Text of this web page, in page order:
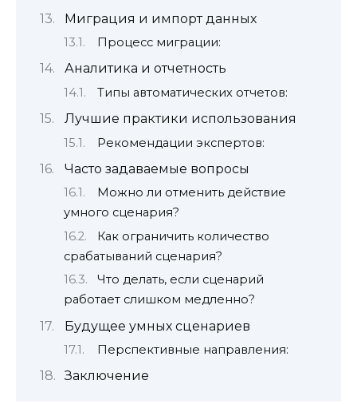
Миграция и импорт данных
Процесс миграции:
Аналитика и отчетность
Типы автоматических отчетов:
Лучшие практики использования
Рекомендации экспертов:
Часто задаваемые вопросы
Можно ли отменить действие
умного сценария?
Как ограничить количество
срабатываний сценария?
Что делать, если сценарий
работает слишком медленно?
Будущее умных сценариев
Перспективные направления:
Заключение